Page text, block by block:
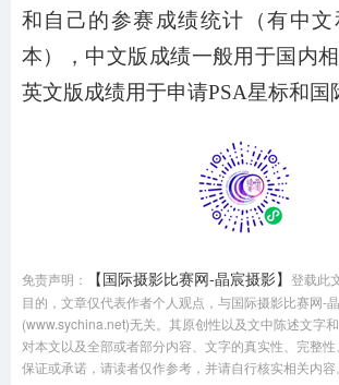
和自己的参赛成绩统计（有中文
本），中文版成绩一般用于国内
英文版成绩用于申请PSA星标和国
免责声明： 【国际摄影比赛网-晶宸摄影】 登载此
目的，文章仅代表作者个人观点，与国际摄影比赛网-
(www.sychina.net)无关。其原创性以及文中陈述文字
对本文以及全部或者部分内容、文字的真实性、完整
保证或承诺，请读者仅作参考，并请自行核实相关内容。